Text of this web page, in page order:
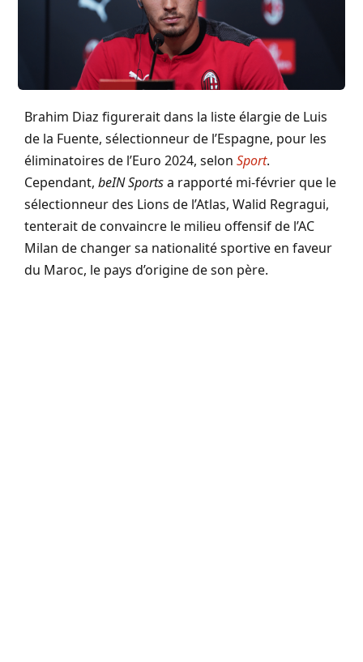
Brahim Diaz figurerait dans la liste élargie de Luis
de la Fuente, sélectionneur de l’Espagne, pour les
éliminatoires de l’Euro 2024, selon Sport.
Cependant, beIN Sportsa rapporté mi-février que le
sélectionneur des Lions de l’Atlas, Walid Regragui,
tenterait de convaincre le milieu offensif de l’AC
Milan de changer sa nationalité sportive en faveur
du Maroc, le pays d’origine de son père.